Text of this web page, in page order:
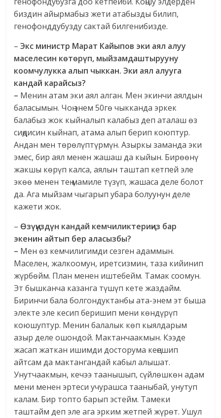
биздин айырмабыз жети атабызды билип,
генофонддубузду сактай билгенибизде.
–Экс министр Марат Кайыпов эки аял алуу
маселесин көтөрүп, мыйзамдаштырууну
коомчулукка алып чыккан.Эки аял алууга
кандай карайсыз?
– Менин атам эки аял алган. Мен экинчи аялдын
баласымын. Чоң энем 50гө чыкканда эркек
балабыз жок кыйналып калабыз деп аталаш өз
сиңдисин кыйнап, атама алып берип коюптур.
Андан мен төрөлүптүрмүн. Азыркы заманда эки
эмес, бир аял менен жашаш да кыйын. Бирөөнү
жакшы көрүп калса, аялын таштап кетпей эле
экөө менен тең мамиле түзүп, жашаса деле болот
да. Ага мыйзам чыгарып убара болуунун деле
кажети жок.
– Өзүңүздүн кандай кемчиликтериңиз бар
экенин айтып бер аласызбы?
– Мен өз кемчилигимди сезген адаммын.
Маселен, жалкоомун, иретсизмин, таза кийинип
жүрбөйм. План менен иштебейм. Тамак соомун.
Эт бышканча казанга түшүп кете жаздайм.
Биринчи бала болгондуктанбы ата-энем эт быша
электе эле кесип беришип мени көндүрүп
коюшуптур. Менин балалык көп кыялдарым
азыр деле ошондой. Мактанчаакмын. Кээде
жасап жаткан ишимди досторума кеңешип
айтсам да мактангандай кабыл алышат.
Унутчаакмын, кечээ таанышып, сүйлөшкөн адам
мени менен эртеси учурашса тааныбай, унутуп
калам. Бир топто барып эстейм. Тамеки
таштайм деп эле ага эрким жетпей жүрөт. Ушул